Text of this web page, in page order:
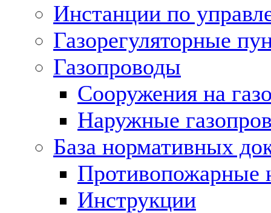
Инстанции по
Газорегуляторные
Газопроводы
Сооружения на
Наружные
База нормативных
Противопожарные
Инструкции